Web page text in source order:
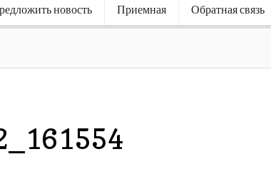
новость Приемная Обратная связь